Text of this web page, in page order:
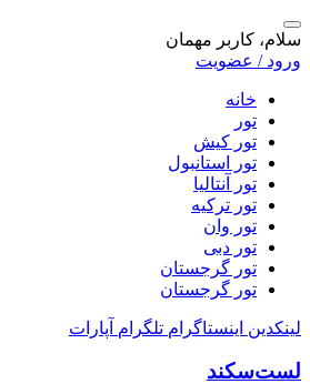
سلام، کاربر مهمان
ورود / عضویت
خانه
تور
تور کیش
تور استانبول
تور آنتالیا
تور ترکیه
تور وان
تور دبی
تور گرجستان
تور گرجستان
لینکدین اینستاگرام تلگرام آپارات
لست‌سکند